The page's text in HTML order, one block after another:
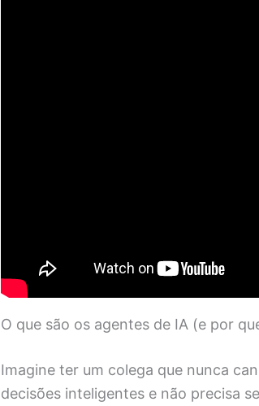
O que são os agentes de IA (e por
Imagine ter um colega que nunca
decisões inteligentes e não precisa